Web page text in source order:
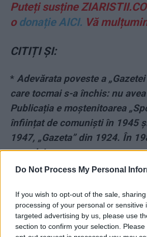
Do Not Process My Personal
If you wish to opt-out of the sale,
processing of your personal or sensitive
targeted advertising by us, please use
section to confirm your selection.
Puteți susține
o donație AICI. Vă
CITIȚI ȘI:
* Adevărata poveste a
care tocmai s-a închis: nu
Publicația e moștenitoarea
înființat de comuniști în 1945
1947, „Gazeta” din 1924. În
numele!
pentru distrugătorii Parcului
35 de milioane de euro!
încercat o diversiune